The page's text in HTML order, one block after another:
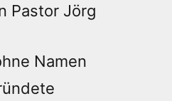
Pastor Jörg
Namen